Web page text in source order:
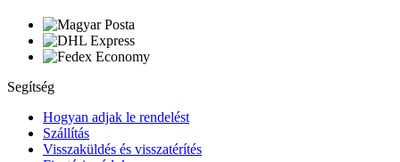
Segítség
Hogyan adjak le rendelést
Szállítás
Visszaküldés és visszatérítés